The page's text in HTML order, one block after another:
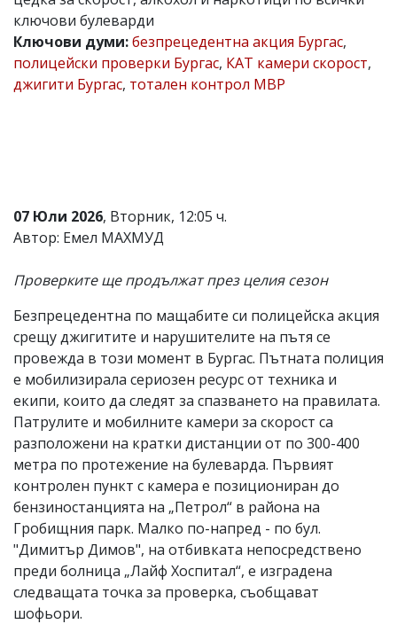
Коментарите
под
статиите
се
въвеждат
за
тях!
Ако
обиден
за
коментар,
моля
сигнализирайте
ни!
ключови булеварди
Ключови думи:безпрецедентна акция Бургас,
полицейски проверки Бургас, КАТ камери скорост,
джигити Бургас, тотален контрол МВР
07 Юли 2026, Вторник, 12:05 ч.
Автор: Емел МАХМУД
Проверките ще продължат през целия сезон
Безпрецедентна по мащабите си полицейска акция
срещу джигитите и нарушителите на пътя се
провежда в този момент в Бургас. Пътната полиция
е мобилизирала сериозен ресурс от техника и
екипи, които да следят за спазването на правилата.
Патрулите и мобилните камери за скорост са
разположени на кратки дистанции от по 300-400
метра по протежение на булеварда. Първият
контролен пункт с камера е позициониран до
бензиностанцията на „Петрол“ в района на
Гробищния парк. Малко по-напред - по бул.
"Димитър Димов", на отбивката непосредствено
преди болница „Лайф Хоспитал“, е изградена
следващата точка за проверка, съобщават
шофьори.